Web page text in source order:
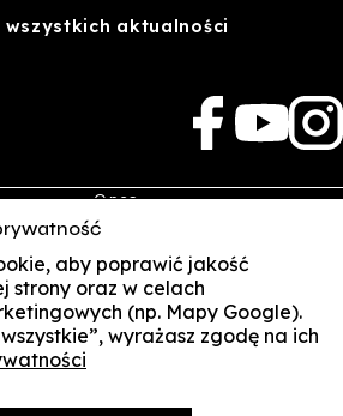
wszystkich aktualności
O nas
Rekrutacja
Studia
Kontakt
Student
Multis Multum
aby poprawić jakość
strony oraz w celach
(np. Mapy Google).
wyrażasz zgodę na ich